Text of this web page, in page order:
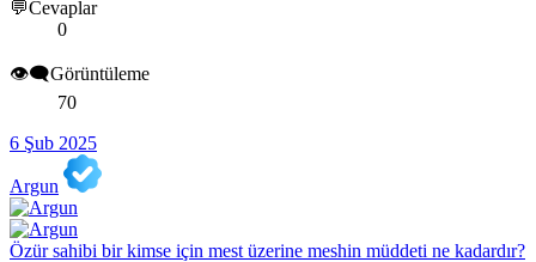
💬Cevaplar
0
👁️‍🗨️Görüntüleme
70
6 Şub 2025
Argun
Özür sahibi bir kimse için mest üzerine meshin müddeti ne kadardır?